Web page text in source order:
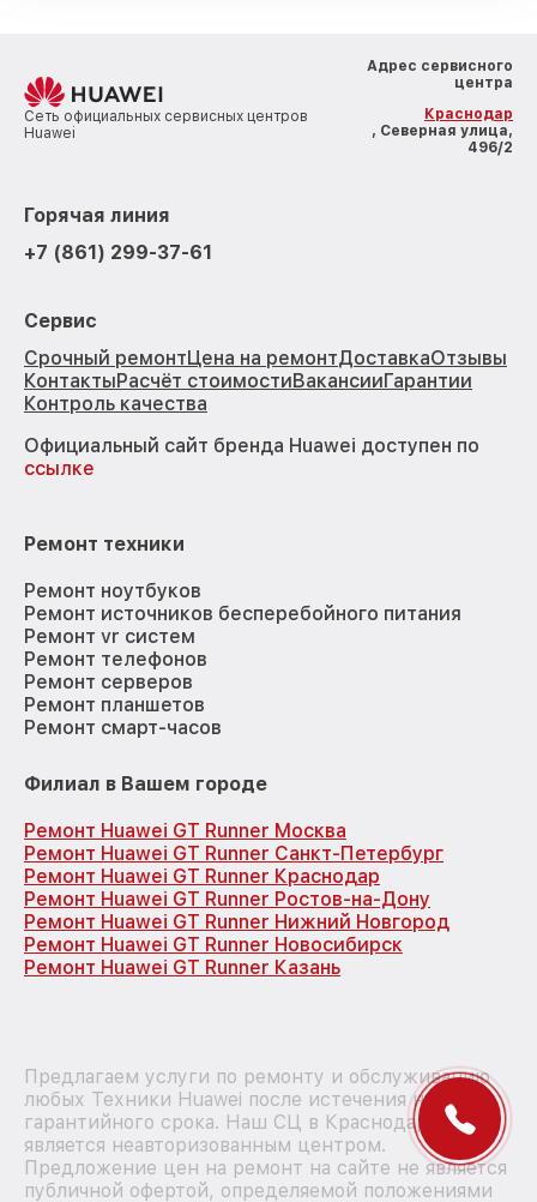
Сеть официальных сервисных центров
Huawei
Адрес сервисного
центра
Краснодар
, Северная улица,
496/2
Горячая линия
+7 (861) 299-37-61
Сервис
Срочный ремонтЦена на ремонтДоставкаОтзывы
КонтактыРасчёт стоимостиВакансииГарантии
Контроль качества
Официальный сайт бренда Huawei доступен по
ссылке
Ремонт техники
Ремонт ноутбуков
Ремонт источников бесперебойного питания
Ремонт vr систем
Ремонт телефонов
Ремонт серверов
Ремонт планшетов
Ремонт смарт-часов
Филиал в Вашем городе
Ремонт Huawei GT Runner Москва
Ремонт Huawei GT Runner Санкт-Петербург
Ремонт Huawei GT Runner Краснодар
Ремонт Huawei GT Runner Ростов-на-Дону
Ремонт Huawei GT Runner Нижний Новгород
Ремонт Huawei GT Runner Новосибирск
Ремонт Huawei GT Runner Казань
Предлагаем услуги по ремонту и обслуживанию
любых Техники Huawei после истечения на них
гарантийного срока. Наш СЦ в Краснодаре
является неавторизованным центром.
Предложение цен на ремонт на сайте не является
публичной офертой, определяемой положениями